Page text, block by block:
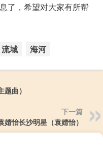
了，希望对大家有所帮
流域 海河
曲）
下一篇
婧怡长沙明星（袁婧怡）